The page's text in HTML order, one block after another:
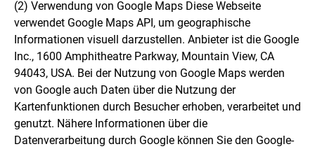
(2) Verwendung von Google Maps Diese Webseite
verwendet Google Maps API, um geographische
Informationen visuell darzustellen. Anbieter ist die Google
Inc., 1600 Amphitheatre Parkway, Mountain View, CA
94043, USA. Bei der Nutzung von Google Maps werden
von Google auch Daten über die Nutzung der
Kartenfunktionen durch Besucher erhoben, verarbeitet und
genutzt. Nähere Informationen über die
Datenverarbeitung durch Google können Sie den Google-